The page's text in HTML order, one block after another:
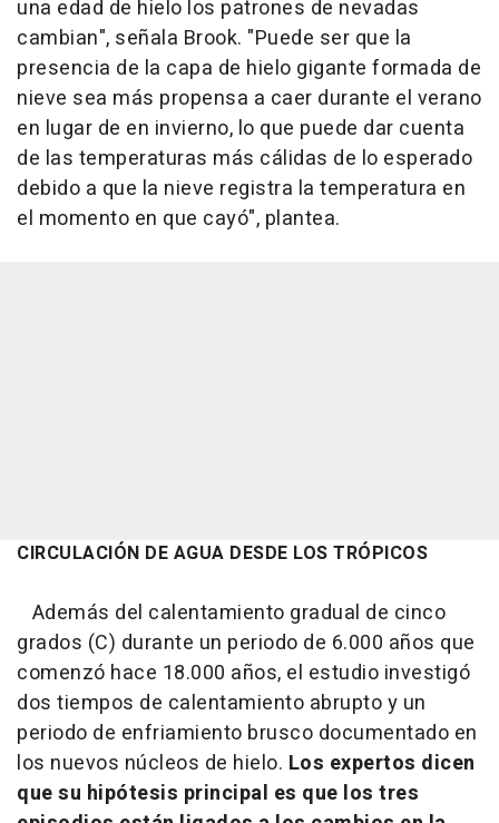
una edad de hielo los patrones de nevadas
cambian", señala Brook. "Puede ser que la
presencia de la capa de hielo gigante formada de
nieve sea más propensa a caer durante el verano
en lugar de en invierno, lo que puede dar cuenta
de las temperaturas más cálidas de lo esperado
debido a que la nieve registra la temperatura en
el momento en que cayó", plantea.
CIRCULACIÓN DE AGUA DESDE LOS TRÓPICOS
Además del calentamiento gradual de cinco
grados (C) durante un periodo de 6.000 años que
comenzó hace 18.000 años, el estudio investigó
dos tiempos de calentamiento abrupto y un
periodo de enfriamiento brusco documentado en
los nuevos núcleos de hielo. Los expertos dicen
que su hipótesis principal es que los tres